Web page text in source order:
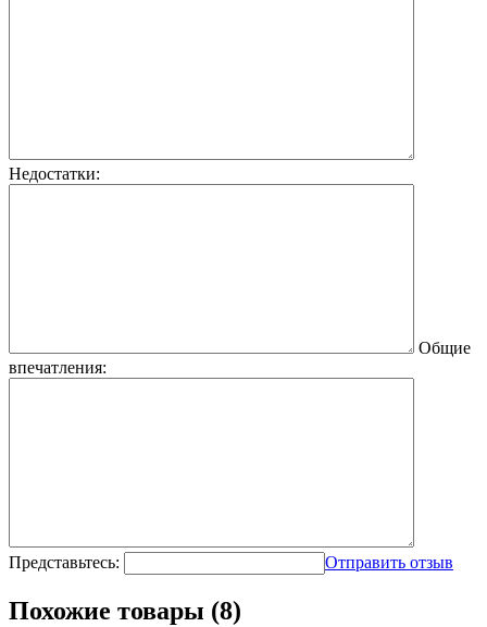
Недостатки:
Общие
впечатления:
Представьтесь: Отправить отзыв
Похожие товары (8)